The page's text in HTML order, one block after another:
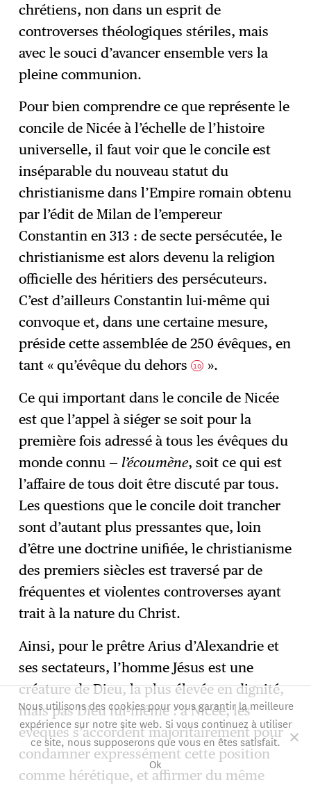
chrétiens, non dans un esprit de
controverses théologiques stériles, mais
avec le souci d’avancer ensemble vers la
pleine communion.
Pour bien comprendre ce que représente le
concile de Nicée à l’échelle de l’histoire
universelle, il faut voir que le concile est
inséparable du nouveau statut du
christianisme dans l’Empire romain obtenu
par l’édit de Milan de l’empereur
Constantin en 313 : de secte persécutée, le
christianisme est alors devenu la religion
officielle des héritiers des persécuteurs.
C’est d’ailleurs Constantin lui-même qui
convoque et, dans une certaine mesure,
préside cette assemblée de 250 évêques, en
tant « qu’évêque du dehors10 ».
Ce qui important dans le concile de Nicée
est que l’appel à siéger se soit pour la
première fois adressé à tous les évêques du
monde connu — l’écoumène, soit ce qui est
l’affaire de tous doit être discuté par tous.
Les questions que le concile doit trancher
sont d’autant plus pressantes que, loin
d’être une doctrine unifiée, le christianisme
des premiers siècles est traversé par de
fréquentes et violentes controverses ayant
trait à la nature du Christ.
Ainsi, pour le prêtre Arius d’Alexandrie et
ses sectateurs, l’homme Jésus est une
créature de Dieu, la plus élevée en dignité,
mais pas Dieu lui-même : à Nicée, les
évêques s’accordent majoritairement pour
condamner expressément cette position
comme hérétique, et affirmer du même
Nous utilisons des cookies pour vous garantir la meilleure
expérience sur notre site web. Si vous continuez à utiliser
ce site, nous supposerons que vous en êtes satisfait.
Ok